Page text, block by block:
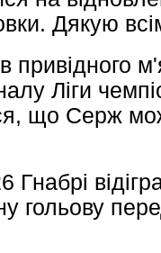
Дякую
привідного
Ліги
що Серж
Гнабрі
гольову